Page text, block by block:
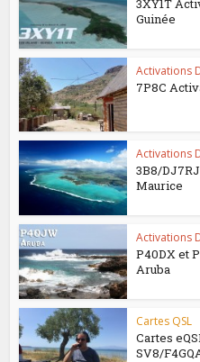
3XY1T
Guinée
Activations
7P8C
Activations
3B8/
Maurice
Activations
P40DX et
Aruba
Cartes QSL
Cartes
SV8/